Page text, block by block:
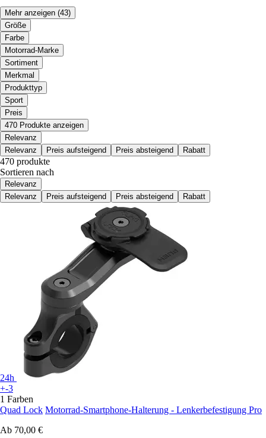
Mehr anzeigen (43)
Größe
Farbe
Motorrad-Marke
Sortiment
Merkmal
Produkttyp
Sport
Preis
470 Produkte anzeigen
Relevanz
Relevanz
Preis aufsteigend Preis absteigend Rabatt
470 produkte
Sortieren nach
Relevanz
Relevanz
Preis aufsteigend Preis absteigend Rabatt
24h
+-3
1 Farben
Quad Lock Motorrad-Smartphone-Halterung - Lenkerbefestigung Pro
Ab 70,00 €